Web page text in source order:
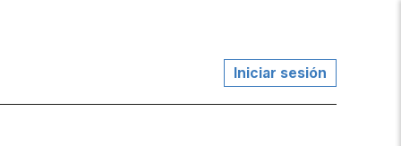
Iniciar sesión